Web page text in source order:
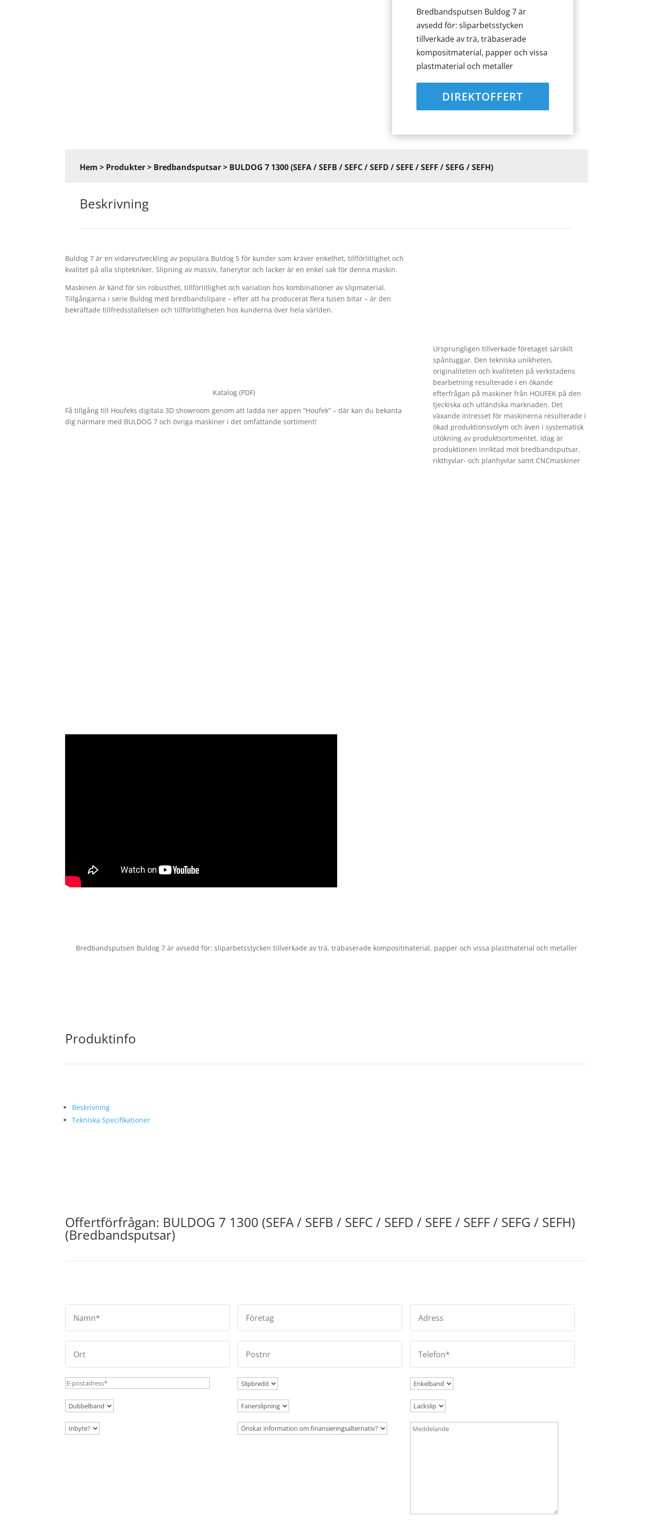
Bredbandsputsen Buldog 7 är
avsedd för: sliparbetsstycken
tillverkade av trä, träbaserade
kompositmaterial, papper och vissa
plastmaterial och metaller
DIREKTOFFERT
Hem > Produkter> Bredbandsputsar> BULDOG 7 1300 (SEFA / SEFB / SEFC / SEFD / SEFE / SEFF / SEFG / SEFH)
Beskrivning
Buldog 7 är en vidareutveckling av populära Buldog 5 för kunder som kräver enkelhet, tillförlitlighet och
kvalitet på alla sliptekniker. Slipning av massiv, fanerytor och lacker är en enkel sak för denna maskin.
Maskinen är känd för sin robusthet, tillförlitlighet och variation hos kombinationer av slipmaterial.
Tillgångarna i serie Buldog med bredbandslipare – efter att ha producerat flera tusen bitar – är den
bekräftade tillfredsställelsen och tillförlitligheten hos kunderna över hela världen.
Katalog (PDF)
Få tillgång till Houfeks digitala 3D showroom genom att ladda ner appen “Houfek” – där kan du bekanta
dig närmare med BULDOG 7 och övriga maskiner i det omfattande sortiment!
Ursprungligen tillverkade företaget särskilt
spåntuggar. Den tekniska unikheten,
originaliteten och kvaliteten på verkstadens
bearbetning resulterade i en ökande
efterfrågan på maskiner från HOUFEK på den
tjeckiska och utländska marknaden. Det
växande intresset för maskinerna resulterade i
ökad produktionsvolym och även i systematisk
utökning av produktsortimentet. Idag är
produktionen inriktad mot bredbandsputsar,
rikthyvlar- och planhyvlar samt CNCmaskiner
Bredbandsputsen Buldog 7 är avsedd för: sliparbetsstycken tillverkade av trä, träbaserade kompositmaterial, papper och vissa plastmaterial och metaller
Produktinfo
Beskrivning
Tekniska Specifikationer
Offertförfrågan: BULDOG 7 1300 (SEFA / SEFB / SEFC / SEFD / SEFE / SEFF / SEFG / SEFH)
(Bredbandsputsar)